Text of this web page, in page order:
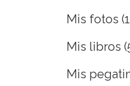
Mis fotos
Mis libros
Mis